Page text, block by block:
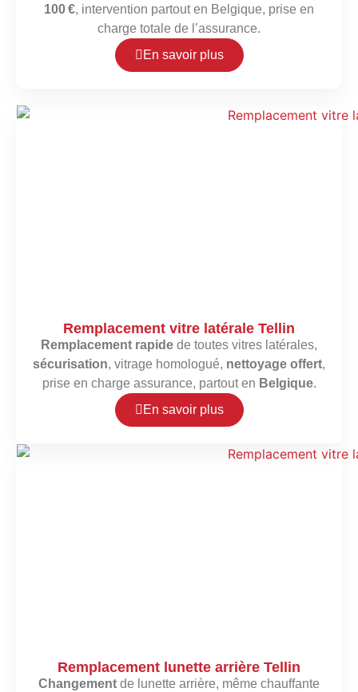
100 €, intervention partout en Belgique, prise en
charge totale de l’assurance.
En savoir plus
Remplacement vitre latérale Tellin
Remplacement rapide de toutes vitres latérales,
sécurisation, vitrage homologué, nettoyage offert,
prise en charge assurance, partout en Belgique.
En savoir plus
Remplacement lunette arrière Tellin
Changement de lunette arrière, même chauffante